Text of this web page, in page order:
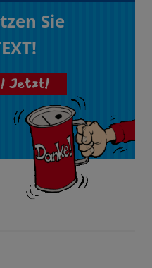
Sie
Jetzt!